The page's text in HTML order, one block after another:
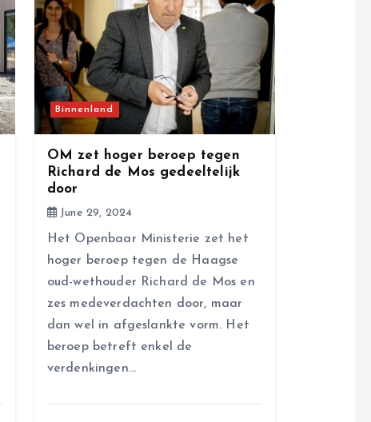
Binnenland
OM zet hoger beroep tegen
Richard de Mos gedeeltelijk
door
June 29, 2024
Het Openbaar Ministerie zet het
hoger beroep tegen de Haagse
oud-wethouder Richard de Mos en
zes medeverdachten door, maar
dan wel in afgeslankte vorm. Het
beroep betreft enkel de
verdenkingen…